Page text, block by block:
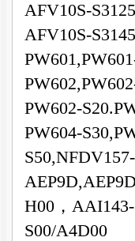
AFV10S-
AFV10S-
PW602-
PW604-
H00，
S00/A4D00